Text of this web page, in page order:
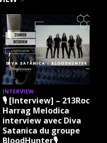
INTERVIEW
🎙 [Interview] – 213Rock
Harrag Melodica
interview avec Diva
Satanica du groupe
BloodHunter🎙